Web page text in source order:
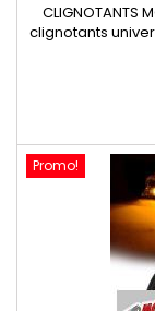
CLIGNOTANTS
clignotants
Promo!